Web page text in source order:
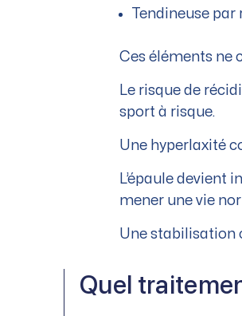
Tendineuse
Ces éléments ne
Le risque de
sport à risque.
Une hyperlaxité
L’épaule devient
mener une vie
Une stabilisation
Quel